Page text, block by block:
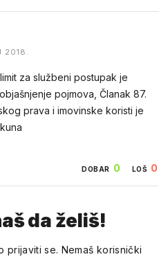
za službeni postupak je
pojmova, Članak 87.
prava i imovinske koristi je
DOBAR 0 LOŠ 0
da želiš!
prijaviti se. Nemaš korisnički